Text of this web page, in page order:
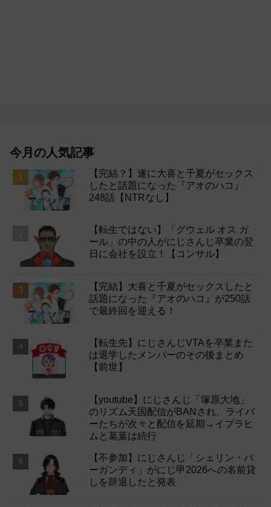
今月の人気記事
【完結？】遂に大喜と千夏がセックス
したと話題になった『アオのハコ』
248話【NTRなし】
【転生ではない】「グウェル オス ガ
ール」の中の人がにじさんじ卒業の翌
日に会社を設立！【コンサル】
【完結】大喜と千夏がセックスしたと
話題になった『アオのハコ』が250話
で最終回を迎える！
【転生先】にじさんじVTAを卒業また
は退学したメンバーのその後まとめ
【前世】
【youtube】にじさんじ「塚原大地」
のリズム天国配信がBANされ、ライバ
ーたちが次々と配信を延期→イブラヒ
ムと葛葉は続行
【不参加】にじさんじ「シェリン・バ
ーガンディ」がにじ甲2026への名前貸
しを辞退したと発表